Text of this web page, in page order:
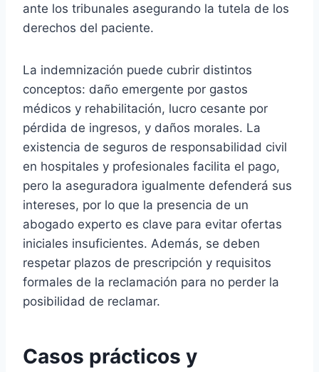
ante los tribunales asegurando la tutela de los
derechos del paciente.
La indemnización puede cubrir distintos
conceptos: daño emergente por gastos
médicos y rehabilitación, lucro cesante por
pérdida de ingresos, y daños morales. La
existencia de seguros de responsabilidad civil
en hospitales y profesionales facilita el pago,
pero la aseguradora igualmente defenderá sus
intereses, por lo que la presencia de un
abogado experto es clave para evitar ofertas
iniciales insuficientes. Además, se deben
respetar plazos de prescripción y requisitos
formales de la reclamación para no perder la
posibilidad de reclamar.
Casos prácticos y